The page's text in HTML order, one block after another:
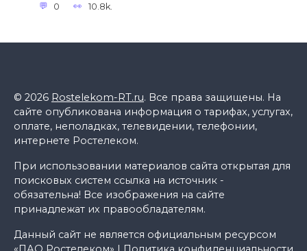
0 10.8k.
© 2026 Rostelekom-RT.ru. Все права защищены. На
сайте опубликована информация о тарифах, услугах,
оплате, неполадках, телевидении, телефонии,
интернете Ростелеком.
При использовании материалов сайта открытая для
поисковых систем ссылка на источник -
обязательна! Все изображения на сайте
принадлежат их правообладателям.
Данный сайт не является официальным ресурсом